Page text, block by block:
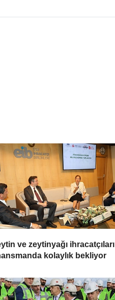
ve zeytinyağı ihracatçıları
kolaylık bekliyor